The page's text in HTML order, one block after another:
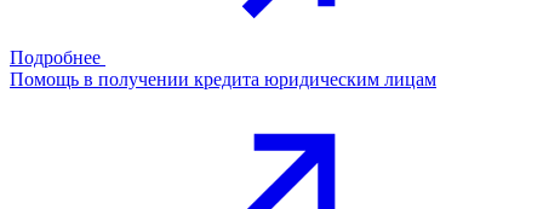
Подробнее
Помощь в получении кредита юридическим лицам